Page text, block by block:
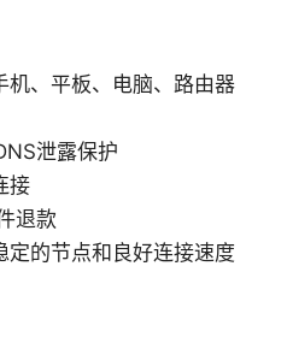
机、平板、电脑、路由器
泄露保护
接
退款
定的节点和良好连接速度